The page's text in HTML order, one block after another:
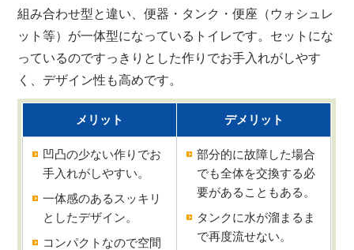
組み合わせ型と違い、便器・タンク・便座（ウォシュレ
ット等）が一体型になっているトイレです。セットにな
っているのですっきりとした作りでお手入れがしやす
く、デザイン性も高めです。
メリット デメリット
凹凸の少ない作りでお
手入れがしやすい。
一体感のあるスッキリ
としたデザイン。
コンパクトなので空間
部分的に故障した場合
でも全体を交換する必
要があることもある。
タンクに水が溜まるま
で再度流せない。